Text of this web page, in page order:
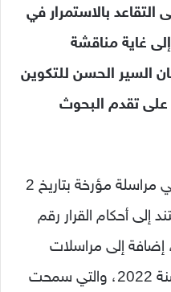
التقاعد بالاستمرار في
غاية مناقشة
السير الحسن للتكوين
على تقدم البحوث
وأوضح الأمين العام للوزارة، في مراسلة مؤرخة بتاريخ 2
يستند إلى أحكام القرار رقم
991 المؤرخ في 1 أوت 2022، إضافة إلى مراسلات
تنظيمية سابقة صدرت خلال سنة 2022، والتي سمحت